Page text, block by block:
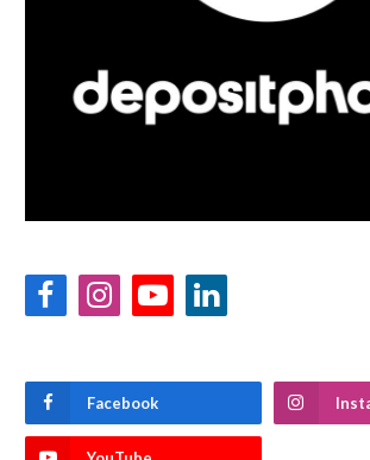
FacebookInstagramYouTubeLinkedIn
Facebook